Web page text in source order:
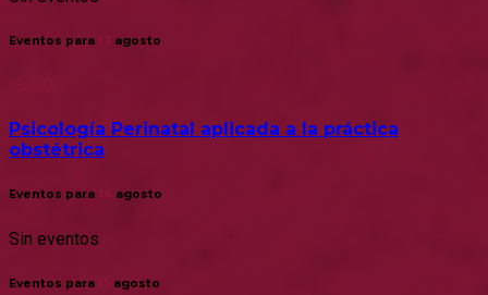
Eventos para agosto
Psicología Perinatal aplicada a la práctica
obstétrica
Eventos para agosto
Sin eventos
Eventos para agosto